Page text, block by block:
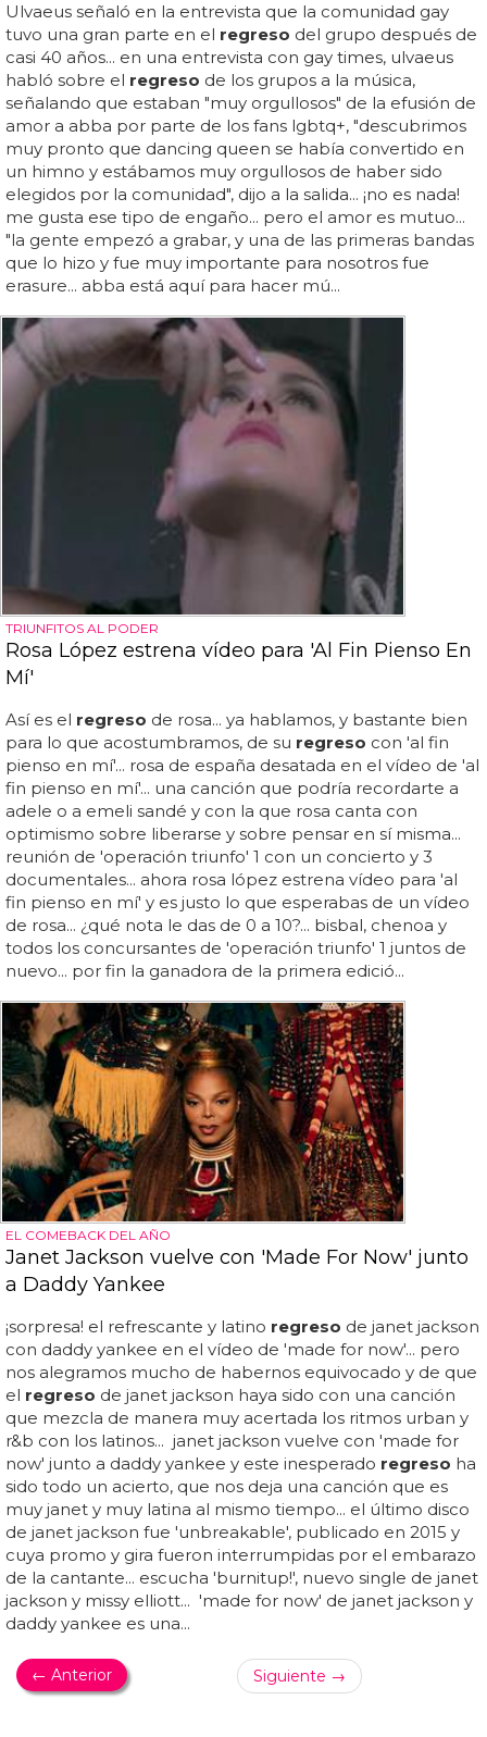
Ulvaeus señaló en la entrevista que la comunidad gay
tuvo una gran parte en el regreso del grupo después de
casi 40 años... en una entrevista con gay times, ulvaeus
habló sobre el regreso de los grupos a la música,
señalando que estaban "muy orgullosos" de la efusión de
amor a abba por parte de los fans lgbtq+, "descubrimos
muy pronto que dancing queen se había convertido en
un himno y estábamos muy orgullosos de haber sido
elegidos por la comunidad", dijo a la salida... ¡no es nada!
me gusta ese tipo de engaño... pero el amor es mutuo...
"la gente empezó a grabar, y una de las primeras bandas
que lo hizo y fue muy importante para nosotros fue
erasure... abba está aquí para hacer mú...
TRIUNFITOS AL PODER
Rosa López estrena vídeo para 'Al Fin Pienso En
Mí'
Así es el regreso de rosa... ya hablamos, y bastante bien
para lo que acostumbramos, de su regreso con 'al fin
pienso en mí'... rosa de españa desatada en el vídeo de 'al
fin pienso en mí'... una canción que podría recordarte a
adele o a emeli sandé y con la que rosa canta con
optimismo sobre liberarse y sobre pensar en sí misma...
reunión de 'operación triunfo' 1 con un concierto y 3
documentales... ahora rosa lópez estrena vídeo para 'al
fin pienso en mí' y es justo lo que esperabas de un vídeo
de rosa... ¿qué nota le das de 0 a 10?... bisbal, chenoa y
todos los concursantes de 'operación triunfo' 1 juntos de
nuevo... por fin la ganadora de la primera edició...
EL COMEBACK DEL AÑO
Janet Jackson vuelve con 'Made For Now' junto
a Daddy Yankee
¡sorpresa! el refrescante y latino regreso de janet jackson
con daddy yankee en el vídeo de 'made for now'... pero
nos alegramos mucho de habernos equivocado y de que
el regreso de janet jackson haya sido con una canción
que mezcla de manera muy acertada los ritmos urban y
r&b con los latinos... janet jackson vuelve con 'made for
now' junto a daddy yankee y este inesperado regreso ha
sido todo un acierto, que nos deja una canción que es
muy janet y muy latina al mismo tiempo... el último disco
de janet jackson fue 'unbreakable', publicado en 2015 y
cuya promo y gira fueron interrumpidas por el embarazo
de la cantante... escucha 'burnitup!', nuevo single de janet
jackson y missy elliott... 'made for now' de janet jackson y
daddy yankee es una...
← Anterior Siguiente →